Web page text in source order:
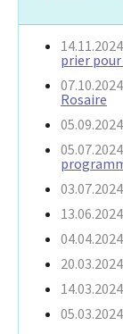
14.11.2024
prier
07.10.2024
Rosaire
05.09.2024
05.07.2024
03.07.2024
13.06.2024
04.04.2024
20.03.2024
14.03.2024
05.03.2024